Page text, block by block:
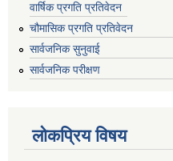
वार्षिक प्रगति प्रतिवेदन
चौमासिक प्रगति प्रतिवेदन
सार्वजनिक सुनुवाई
सार्वजनिक परीक्षण
लोकप्रिय विषय